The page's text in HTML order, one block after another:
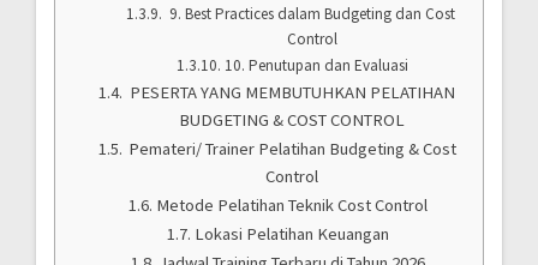
9. Best Practices dalam Budgeting dan Cost
Control
10. Penutupan dan Evaluasi
PESERTA YANG MEMBUTUHKAN PELATIHAN
BUDGETING & COST CONTROL
Pemateri/ Trainer Pelatihan Budgeting & Cost
Control
Metode Pelatihan Teknik Cost Control
Lokasi Pelatihan Keuangan